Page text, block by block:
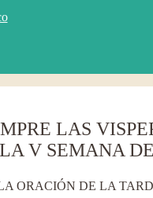
LAS
V SEMANA
DE LA